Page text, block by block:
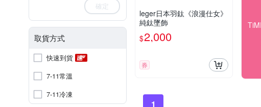
確定
取貨方式
快速到貨
7-11常溫
7-11冷凍
leger日本羽鈦《浪漫仕女》
純鈦墜飾
$2,000
券
1